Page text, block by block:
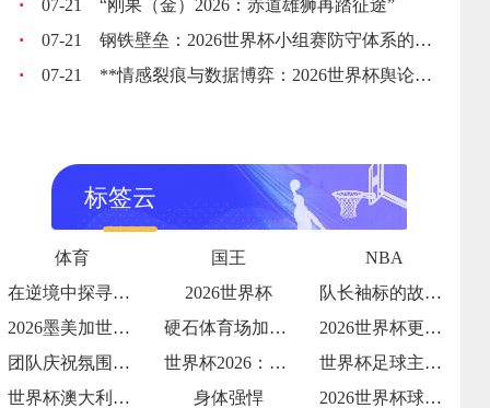
·
07-21
“刚果（金）2026：赤道雄狮再踏征途”
·
07-21
钢铁壁垒：2026世界杯小组赛防守体系的极致博弈
·
07-21 **情感裂痕与数据博弈：2026世界杯舆论风暴的多维解构**
标签云
体育 国王
NBA
在逆境中探寻破局之光
2026世界杯
队长袖标的故事传承与责任
2026墨美加世界杯：48队赛制下种子队
硬石体育场加勒比海季风期的排水系统测试：
2026世界杯更衣室狂欢视频流出
团队庆祝氛围拉满
世界杯2026：哪支球队的“战术执行力”
世界杯足球主题夏令营报名火爆
世界杯澳大利亚：亚洲袋鼠
身体强悍 2026世界杯球队内讧传闻